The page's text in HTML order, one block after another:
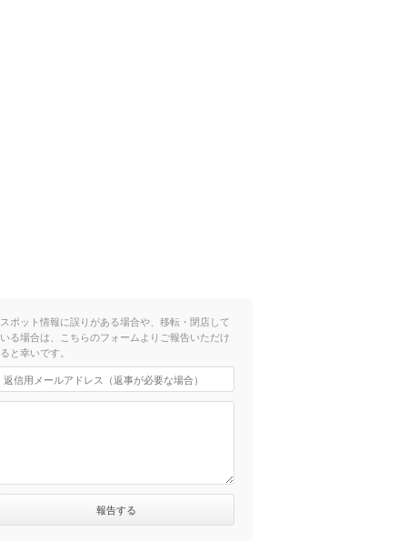
スポット情報に誤りがある場合や、移転・閉店して
いる場合は、こちらのフォームよりご報告いただけ
ると幸いです。